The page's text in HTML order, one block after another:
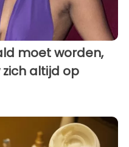
moet worden,
altijd op